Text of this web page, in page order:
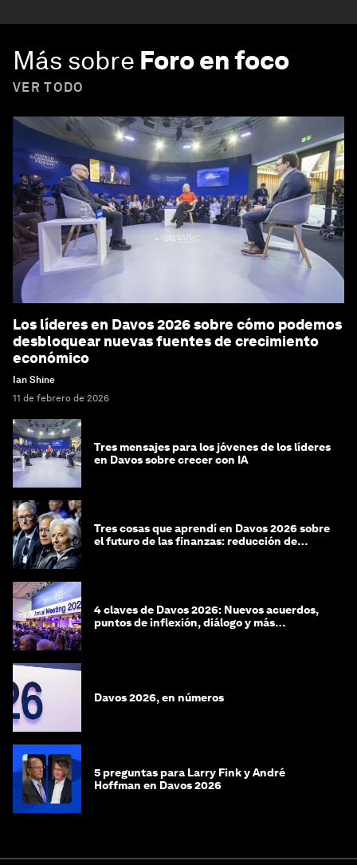
Más sobre Foro en foco
VER TODO
Los líderes en Davos 2026 sobre cómo podemos
desbloquear nuevas fuentes de crecimiento
económico
Ian Shine
11 de febrero de 2026
Tres mensajes para los jóvenes de los líderes
en Davos sobre crecer con IA
Tres cosas que aprendí en Davos 2026 sobre
el futuro de las finanzas: reducción de
4 claves de Davos 2026: Nuevos acuerdos,
puntos de inflexión, diálogo y más
Davos 2026, en números
5 preguntas para Larry Fink y André
Hoffman en Davos 2026